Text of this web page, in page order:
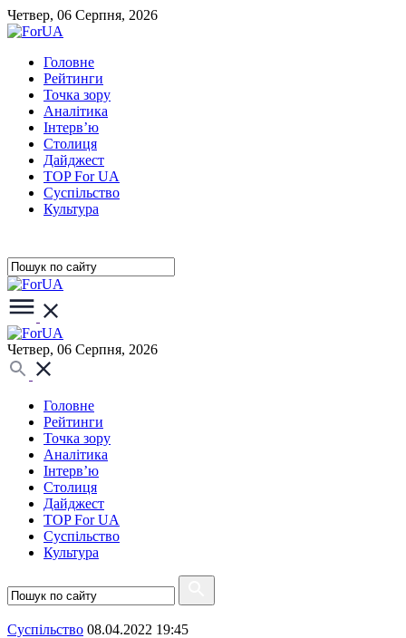
Четвер, 06 Серпня, 2026
Головне
Рейтинги
Точка зору
Аналітика
Інтерв’ю
Столиця
Дайджест
TOP For UA
Суспiльство
Культура
Четвер, 06 Серпня, 2026
Головне
Рейтинги
Точка зору
Аналітика
Інтерв’ю
Столиця
Дайджест
TOP For UA
Суспiльство
Культура
Суспiльство 08.04.2022 19:45